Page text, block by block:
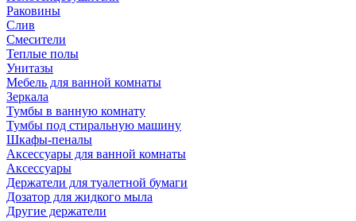
Раковины
Слив
Смесители
Теплые полы
Унитазы
Мебель для ванной комнаты
Зеркала
Тумбы в ванную комнату
Тумбы под стиральную машину
Шкафы-пеналы
Аксессуары для ванной комнаты
Аксессуары
Держатели для туалетной бумаги
Дозатор для жидкого мыла
Другие держатели